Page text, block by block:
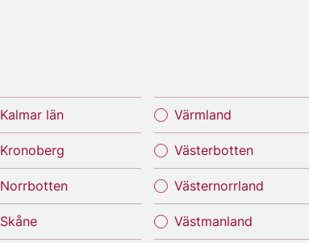
Kalmar län
Kronoberg
Norrbotten
Skåne
Värmland
Västerbotten
Västernorrland
Västmanland